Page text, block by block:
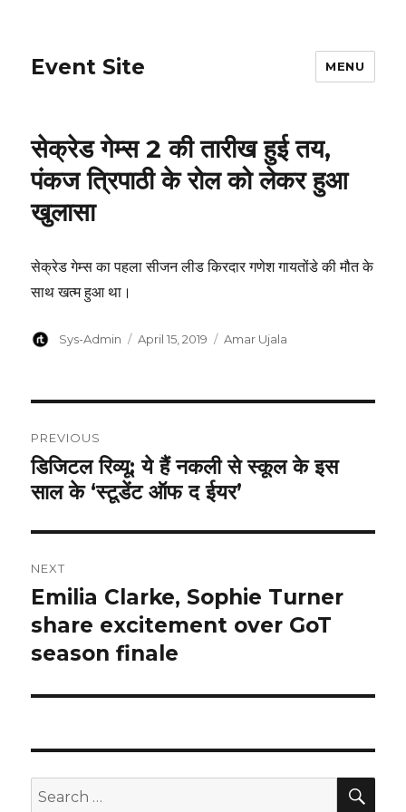
Event Site MENU
सेक्रेड गेम्स 2 की तारीख हुई तय,
पंकज त्रिपाठी के रोल को लेकर हुआ
खुलासा
सेक्रेड गेम्स का पहला सीजन लीड किरदार गणेश गायतोंडे की मौत के
साथ खत्म हुआ था।
Author
Sys-Admin
Posted
April 15, 2019 Categories
Amar Ujala
navigation
PREVIOUS
Previous
post:
डिजिटल रिव्यू: ये हैं नकली से स्कूल के इस
साल के ‘स्टूडेंट ऑफ द ईयर’
NEXT
Next
post:
Emilia Clarke, Sophie Turner
share excitement over GoT
season finale
Search